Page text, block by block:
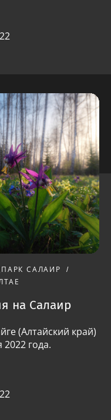
САЛАИР
на Салаир
(Алтайский край)
года.